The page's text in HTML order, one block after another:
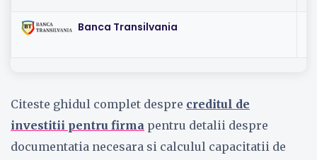
Banca Transilvania
Citeste ghidul complet despre creditul de
investitii pentru firma pentru detalii despre
documentatia necesara si calculul capacitatii de